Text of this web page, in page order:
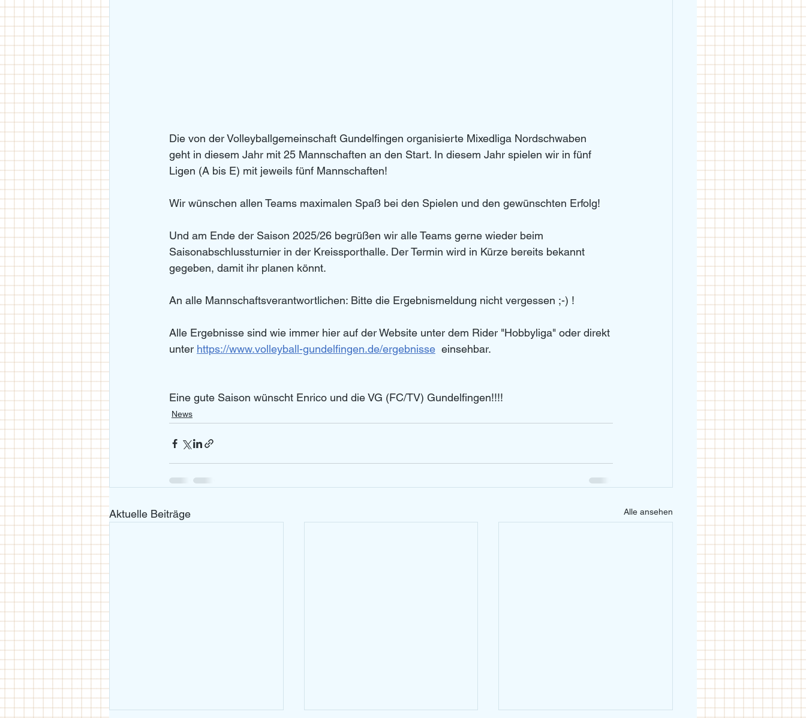
Die von der Volleyballgemeinschaft Gundelfingen organisierte Mixedliga Nordschwaben
geht in diesem Jahr mit 25 Mannschaften an den Start. In diesem Jahr spielen wir in fünf
Ligen (A bis E) mit jeweils fünf Mannschaften!
Wir wünschen allen Teams maximalen Spaß bei den Spielen und den gewünschten Erfolg!
Und am Ende der Saison 2025/26 begrüßen wir alle Teams gerne wieder beim
Saisonabschlussturnier in der Kreissporthalle. Der Termin wird in Kürze bereits bekannt
gegeben, damit ihr planen könnt.
An alle Mannschaftsverantwortlichen: Bitte die Ergebnismeldung nicht vergessen ;-) !
Alle Ergebnisse sind wie immer hier auf der Website unter dem Rider "Hobbyliga" oder direkt
unter https://www.volleyball-gundelfingen.de/ergebnisse
  einsehbar.
Eine gute Saison wünscht Enrico und die VG (FC/TV) Gundelfingen!!!!
News
Aktuelle Beiträge Alle ansehen